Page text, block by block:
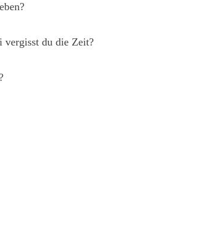
vergisst du die Zeit?